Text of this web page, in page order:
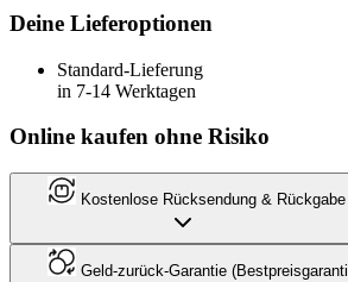
Deine Lieferoptionen
Standard-Lieferung
in 7-14 Werktagen
Online kaufen ohne Risiko
Kostenlose Rücksendung & Rückgabe
Geld-zurück-Garantie